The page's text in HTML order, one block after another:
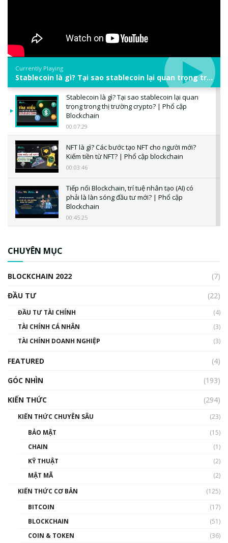
Currently Playing
Stablecoin là gì? Tại sao stablecoin lại quan trọng trong thị trường crypto? | Phổ cập Blockchain
Stablecoin là gì? Tại sao stablecoin lại quan
trọng trong thị trường crypto? | Phổ cập
Blockchain
00:07:29
NFT là gì? Các bước tạo NFT cho người mới?
Kiếm tiền từ NFT? | Phổ cập blockchain
00:03:46
Tiếp nối Blockchain, trí tuệ nhân tạo (AI) có
phải là làn sóng đầu tư mới? | Phổ cập
Blockchain
00:45:25
00:02:14
Nhìn lại năm 2022: Những sự kiện ảnh hưởng
đến hệ sinh thái tiền mã hoá | Phổ cập
00:43:47
như thể nào?
00:39:31
CHUYÊN MỤC
BLOCKCHAIN 2022
(7)
ĐẦU TƯ
(22)
ĐẦU TƯ TÀI CHÍNH
(4)
TÀI CHÍNH CÁ NHÂN
(3)
TÀI CHÍNH DOANH NGHIỆP
(3)
FEATURED
(4)
GÓC NHÌN
(193)
KIẾN THỨC
(294)
KIẾN THỨC CHUYÊN SÂU
(23)
BẢO MẬT
(15)
CHAIN
(1)
KỸ THUẬT
(2)
MẬT MÃ
(2)
KIẾN THỨC CƠ BẢN
(125)
BITCOIN
(17)
BLOCKCHAIN
(51)
COIN & TOKEN
(36)